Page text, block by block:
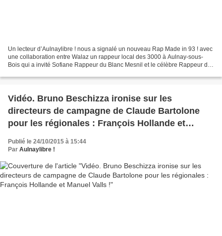
Un lecteur d’Aulnaylibre ! nous a signalé un nouveau Rap Made in 93 ! avec
une collaboration entre Walaz un rappeur local des 3000 à Aulnay-sous-
Bois qui a invité Sofiane Rappeur du Blanc Mesnil et le célèbre Rappeur de
Vidéo. Bruno Beschizza ironise sur les
directeurs de campagne de Claude Bartolone
pour les régionales : François Hollande et
Publié le 24/10/2015 à 15:44
Par Aulnaylibre !